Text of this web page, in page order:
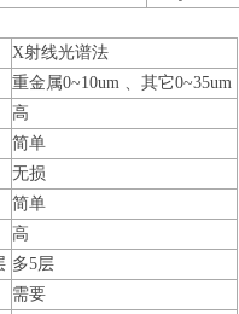
X射线光谱法
重金属0~10um 、其它0~35um
高
简单
无损
简单
高
多5层
需要